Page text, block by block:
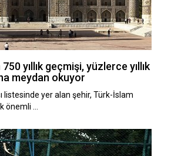
yıllık geçmişi, yüzlerce yıllık
meydan okuyor
listesinde yer alan şehir, Türk-İslam
önemli …